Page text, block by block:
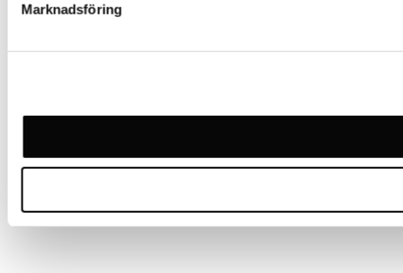
Marknadsföring